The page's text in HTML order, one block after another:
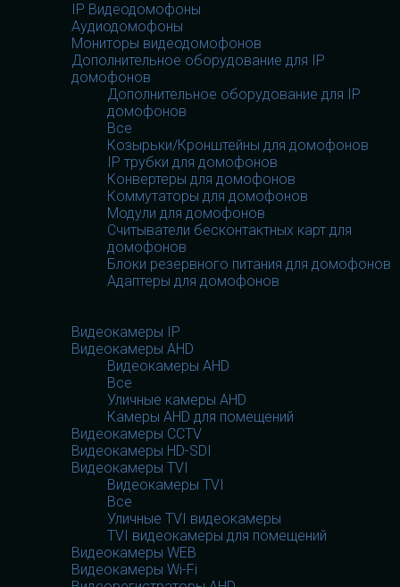
IP Видеодомофоны
Аудиодомофоны
Мониторы видеодомофонов
Дополнительное оборудование для IP
домофонов
Дополнительное оборудование для IP
домофонов
Все
Козырьки/Кронштейны для домофонов
IP трубки для домофонов
Конвертеры для домофонов
Коммутаторы для домофонов
Модули для домофонов
Считыватели бесконтактных карт для
домофонов
Блоки резервного питания для домофонов
Адаптеры для домофонов
Видеокамеры IP
Видеокамеры AHD
Видеокамеры AHD
Все
Уличные камеры AHD
Камеры AHD для помещений
Видеокамеры CCTV
Видеокамеры HD-SDI
Видеокамеры TVI
Видеокамеры TVI
Все
Уличные TVI видеокамеры
TVI видеокамеры для помещений
Видеокамеры WEB
Видеокамеры Wi-Fi